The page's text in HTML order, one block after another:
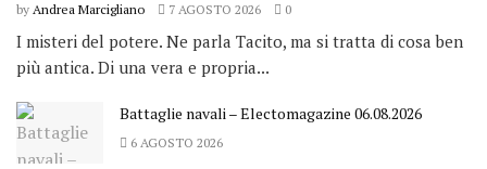
by Andrea Marcigliano 7 AGOSTO 2026 0
I misteri del potere. Ne parla Tacito, ma si tratta di cosa ben
più antica. Di una vera e propria...
Battaglie navali – Electomagazine 06.08.2026
6 AGOSTO 2026